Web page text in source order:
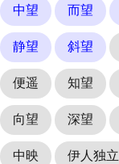
中望 而望
静望 斜望
便遥 知望
向望 深望
中映 伊人独立